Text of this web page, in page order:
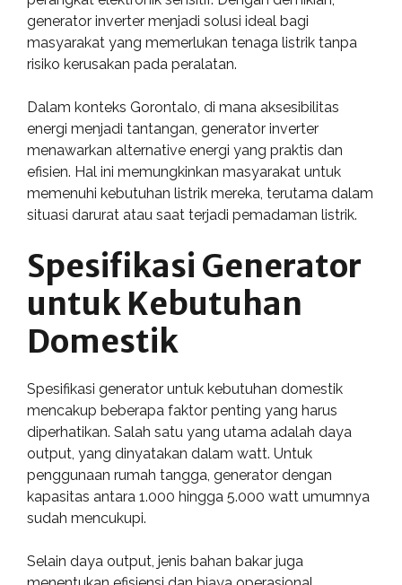
generator inverter menjadi solusi ideal bagi
masyarakat yang memerlukan tenaga listrik tanpa
risiko kerusakan pada peralatan.
Dalam konteks Gorontalo, di mana aksesibilitas
energi menjadi tantangan, generator inverter
menawarkan alternative energi yang praktis dan
efisien. Hal ini memungkinkan masyarakat untuk
memenuhi kebutuhan listrik mereka, terutama dalam
situasi darurat atau saat terjadi pemadaman listrik.
Spesifikasi Generator
untuk Kebutuhan
Domestik
Spesifikasi generator untuk kebutuhan domestik
mencakup beberapa faktor penting yang harus
diperhatikan. Salah satu yang utama adalah daya
output, yang dinyatakan dalam watt. Untuk
penggunaan rumah tangga, generator dengan
kapasitas antara 1.000 hingga 5.000 watt umumnya
sudah mencukupi.
Selain daya output, jenis bahan bakar juga